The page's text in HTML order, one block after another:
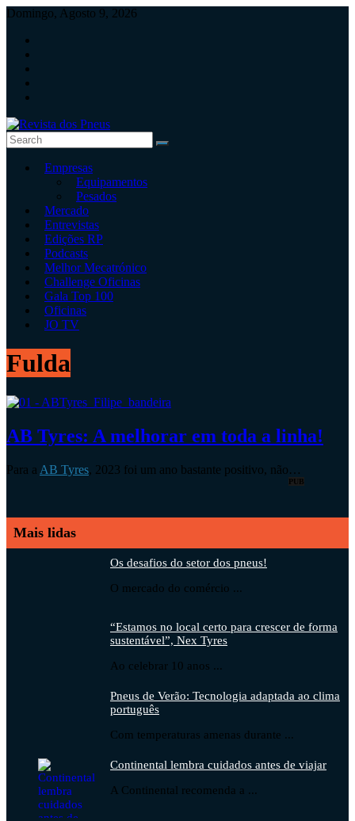
Skip
content
Domingo, Agosto 9, 2026
Revista
dos
independente
serviços
Empresas
Equipamentos
Pesados
Mercado
Entrevistas
Edições RP
Podcasts
Melhor Mecatrónico
Challenge Oficinas
Gala Top 100
Oficinas
JO TV
Fulda
AB Tyres: A melhorar em toda a linha!
Para a AB Tyres, 2023 foi um ano bastante positivo, não…
PUB
Mais lidas
Os desafios do setor dos pneus!
O mercado do comércio ...
“Estamos no local certo para crescer de forma
sustentável”, Nex Tyres
Ao celebrar 10 anos ...
Pneus de Verão: Tecnologia adaptada ao clima
português
Com temperaturas amenas durante ...
Continental lembra cuidados antes de viajar
A Continental recomenda a ...